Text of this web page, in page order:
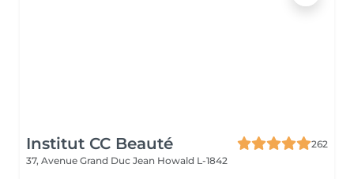
Institut CC Beauté
262
37, Avenue Grand Duc Jean Howald L-1842